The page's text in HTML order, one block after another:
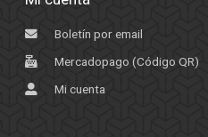
Boletín por email
Mercadopago (Código QR)
Mi cuenta